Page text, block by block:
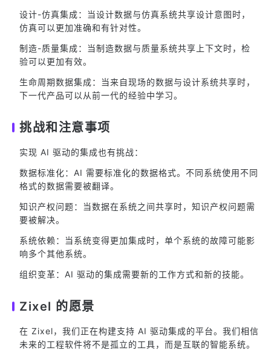
设计-仿真集成：当设计数据与仿真系统共享设计意图时，
仿真可以更加准确和有针对性。
制造-质量集成：当制造数据与质量系统共享上下文时，检
验可以更加有效。
生命周期数据集成：当来自现场的数据与设计系统共享时，
下一代产品可以从前一代的经验中学习。
挑战和注意事项
实现 AI 驱动的集成也有挑战：
数据标准化：AI 需要标准化的数据格式。不同系统使用不同
格式的数据需要被翻译。
知识产权问题：当数据在系统之间共享时，知识产权问题需
要被解决。
系统依赖：当系统变得更加集成时，单个系统的故障可能影
响多个其他系统。
组织变革：AI 驱动的集成需要新的工作方式和新的技能。
Zixel 的愿景
在 Zixel，我们正在构建支持 AI 驱动集成的平台。我们相信
未来的工程软件将不是孤立的工具，而是互联的智能系统。